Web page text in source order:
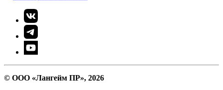
© ООО «Лангейм ПР», 2026